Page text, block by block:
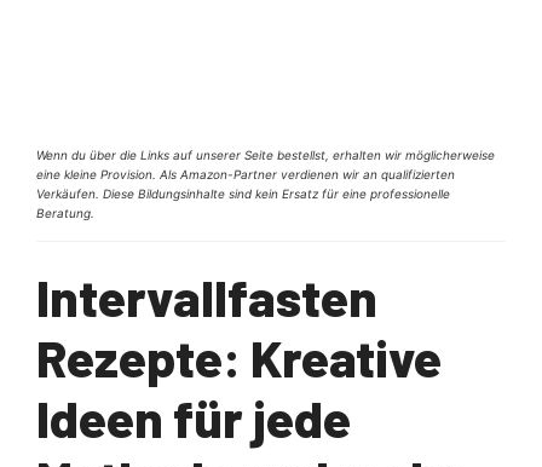
Wenn du über die Links auf unserer Seite bestellst, erhalten wir möglicherweise
eine kleine Provision. Als Amazon-Partner verdienen wir an qualifizierten
Verkäufen. Diese Bildungsinhalte sind kein Ersatz für eine professionelle
Beratung.
Intervallfasten
Rezepte: Kreative
Ideen für jede